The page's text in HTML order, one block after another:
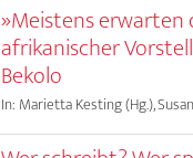
»Meistens
afrikanischer
Bekolo
In: Marietta Kesting (Hg.),